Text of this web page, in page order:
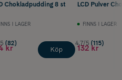
Chokladpudding 8 st
I LAGER
(82)
kr Köp
LCD Pulver
FINNS I LAGER
4.7/5 (115)
132 kr